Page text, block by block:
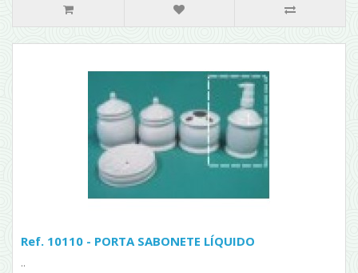
Ref. 10110 - PORTA SABONETE LÍQUIDO
..